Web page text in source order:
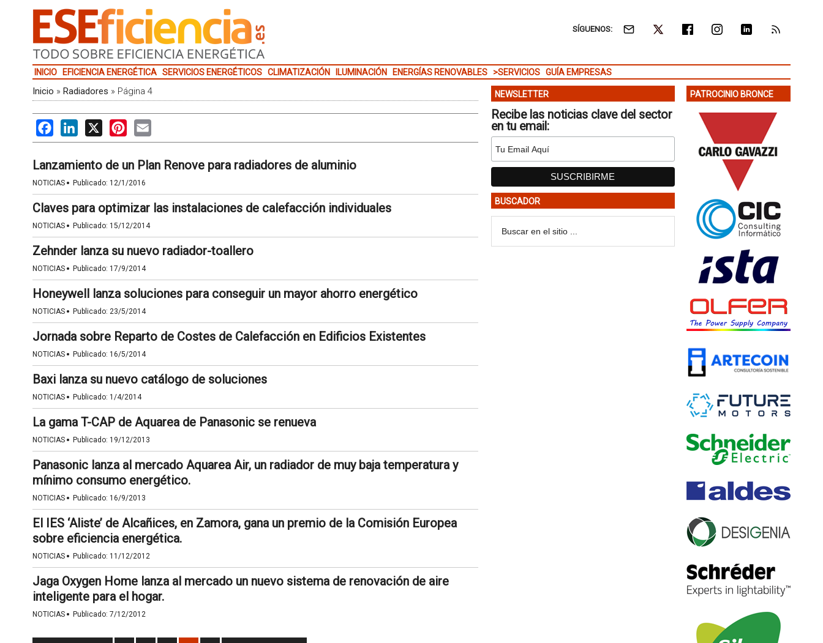
SÍGUENOS:
INICIO EFICIENCIA ENERGÉTICA SERVICIOS ENERGÉTICOS CLIMATIZACIÓN ILUMINACIÓN ENERGÍAS RENOVABLES >SERVICIOS GUÍA EMPRESAS
Inicio » Radiadores » Página 4
FacebookLinkedIn
X PinterestEmail
Lanzamiento de un Plan Renove para radiadores de aluminio
NOTICIAS · Publicado: 12/1/2016
Claves para optimizar las instalaciones de calefacción individuales
NOTICIAS · Publicado: 15/12/2014
Zehnder lanza su nuevo radiador-toallero
NOTICIAS · Publicado: 17/9/2014
Honeywell lanza soluciones para conseguir un mayor ahorro energético
NOTICIAS · Publicado: 23/5/2014
Jornada sobre Reparto de Costes de Calefacción en Edificios Existentes
NOTICIAS · Publicado: 16/5/2014
Baxi lanza su nuevo catálogo de soluciones
NOTICIAS · Publicado: 1/4/2014
La gama T-CAP de Aquarea de Panasonic se renueva
NOTICIAS · Publicado: 19/12/2013
Panasonic lanza al mercado Aquarea Air, un radiador de muy baja temperatura y
mínimo consumo energético.
NOTICIAS · Publicado: 16/9/2013
El IES ‘Aliste’ de Alcañices, en Zamora, gana un premio de la Comisión Europea
sobre eficiencia energética.
NOTICIAS · Publicado: 11/12/2012
Jaga Oxygen Home lanza al mercado un nuevo sistema de renovación de aire
inteligente para el hogar.
NOTICIAS · Publicado: 7/12/2012
NEWSLETTER
Recibe las noticias clave del sector
en tu email:
BUSCADOR
PATROCINIO BRONCE